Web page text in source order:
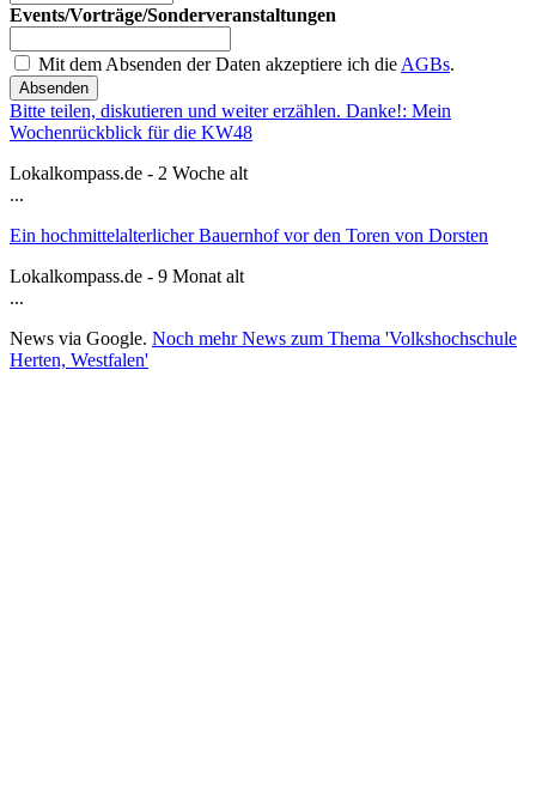
Events/Vorträge/Sonderveranstaltungen
Mit dem Absenden der Daten akzeptiere ich die AGBs.
Absenden
Bitte teilen, diskutieren und weiter erzählen. Danke!: Mein
Wochenrückblick für die KW48
Lokalkompass.de - 2 Woche alt
...
Ein hochmittelalterlicher Bauernhof vor den Toren von Dorsten
Lokalkompass.de - 9 Monat alt
...
News via Google. Noch mehr News zum Thema 'Volkshochschule
Herten, Westfalen'